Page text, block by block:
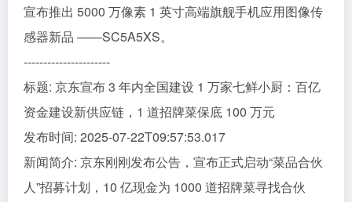
宣布推出 5000 万像素 1 英寸高端旗舰手机应用图像传
感器新品 ——SC5A5XS。
----------------------
标题: 京东宣布 3 年内全国建设 1 万家七鲜小厨：百亿
资金建设新供应链，1 道招牌菜保底 100 万元
发布时间: 2025-07-22T09:57:53.017
新闻简介: 京东刚刚发布公告，宣布正式启动“菜品合伙
人”招募计划，10 亿现金为 1000 道招牌菜寻找合伙